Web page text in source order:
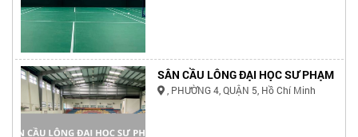
SÂN CẦU LÔNG ĐẠI HỌC SƯ PHẠM
, PHƯỜNG 4, QUẬN 5, Hồ Chí Minh